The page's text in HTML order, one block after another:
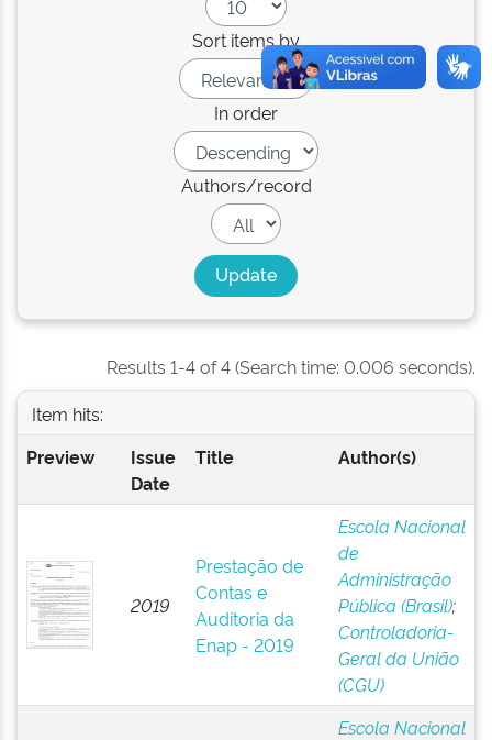
Sort items by
In order
Authors/record
Results 1-4 of 4 (Search time: 0.006 seconds).
Item hits:
Preview
Issue
Date
Title Author(s)
2019
Prestação de
Contas e
Auditoria da
Enap - 2019
Escola Nacional
de
Administração
Pública (Brasil);
Controladoria-
Geral da União
(CGU)
Escola Nacional